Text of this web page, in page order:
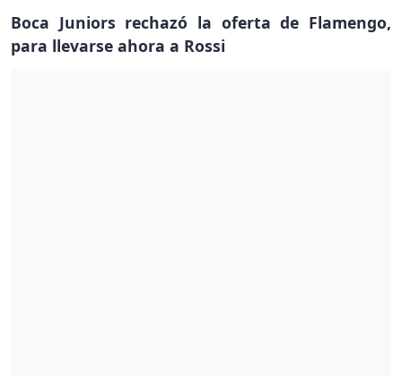
Boca Juniors rechazó la oferta de Flamengo,
para llevarse ahora a Rossi